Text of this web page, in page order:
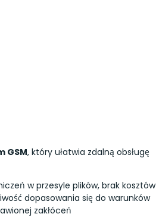
GSM, który ułatwia zdalną obsługę
w przesyle plików, brak kosztów
dopasowania się do warunków
zakłóceń